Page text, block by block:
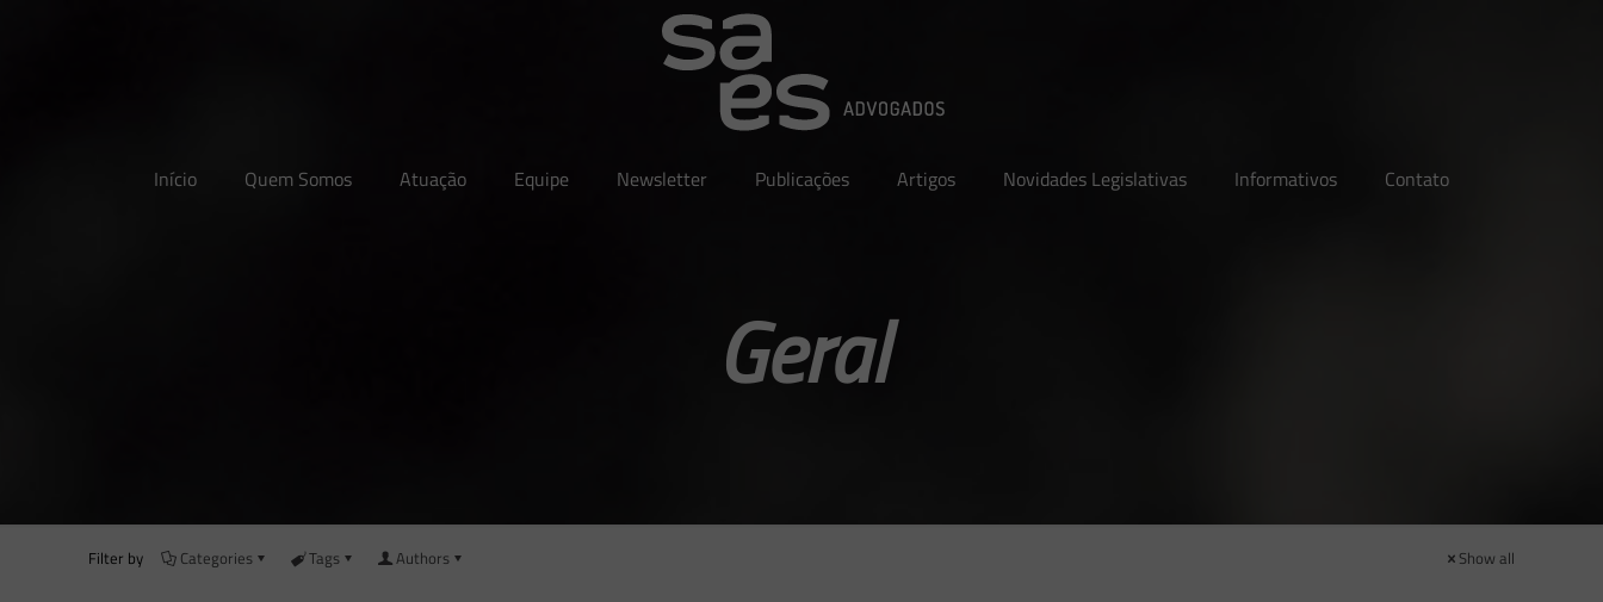
Início Quem Somos Atuação Equipe Newsletter Publicações Artigos Novidades Legislativas Informativos Contato
Geral
Filter by Categories Tags Authors Show all